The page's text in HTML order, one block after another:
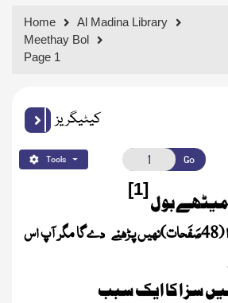
Home
Al Madina Library
Meethay Bol
Page 1
کیٹیگریز
Tools Go
میٹھے بول
[1]
(
48صَفَحات)نہیں پڑھنے دے گا مگر آپ اس
سزا کا ایک سبب